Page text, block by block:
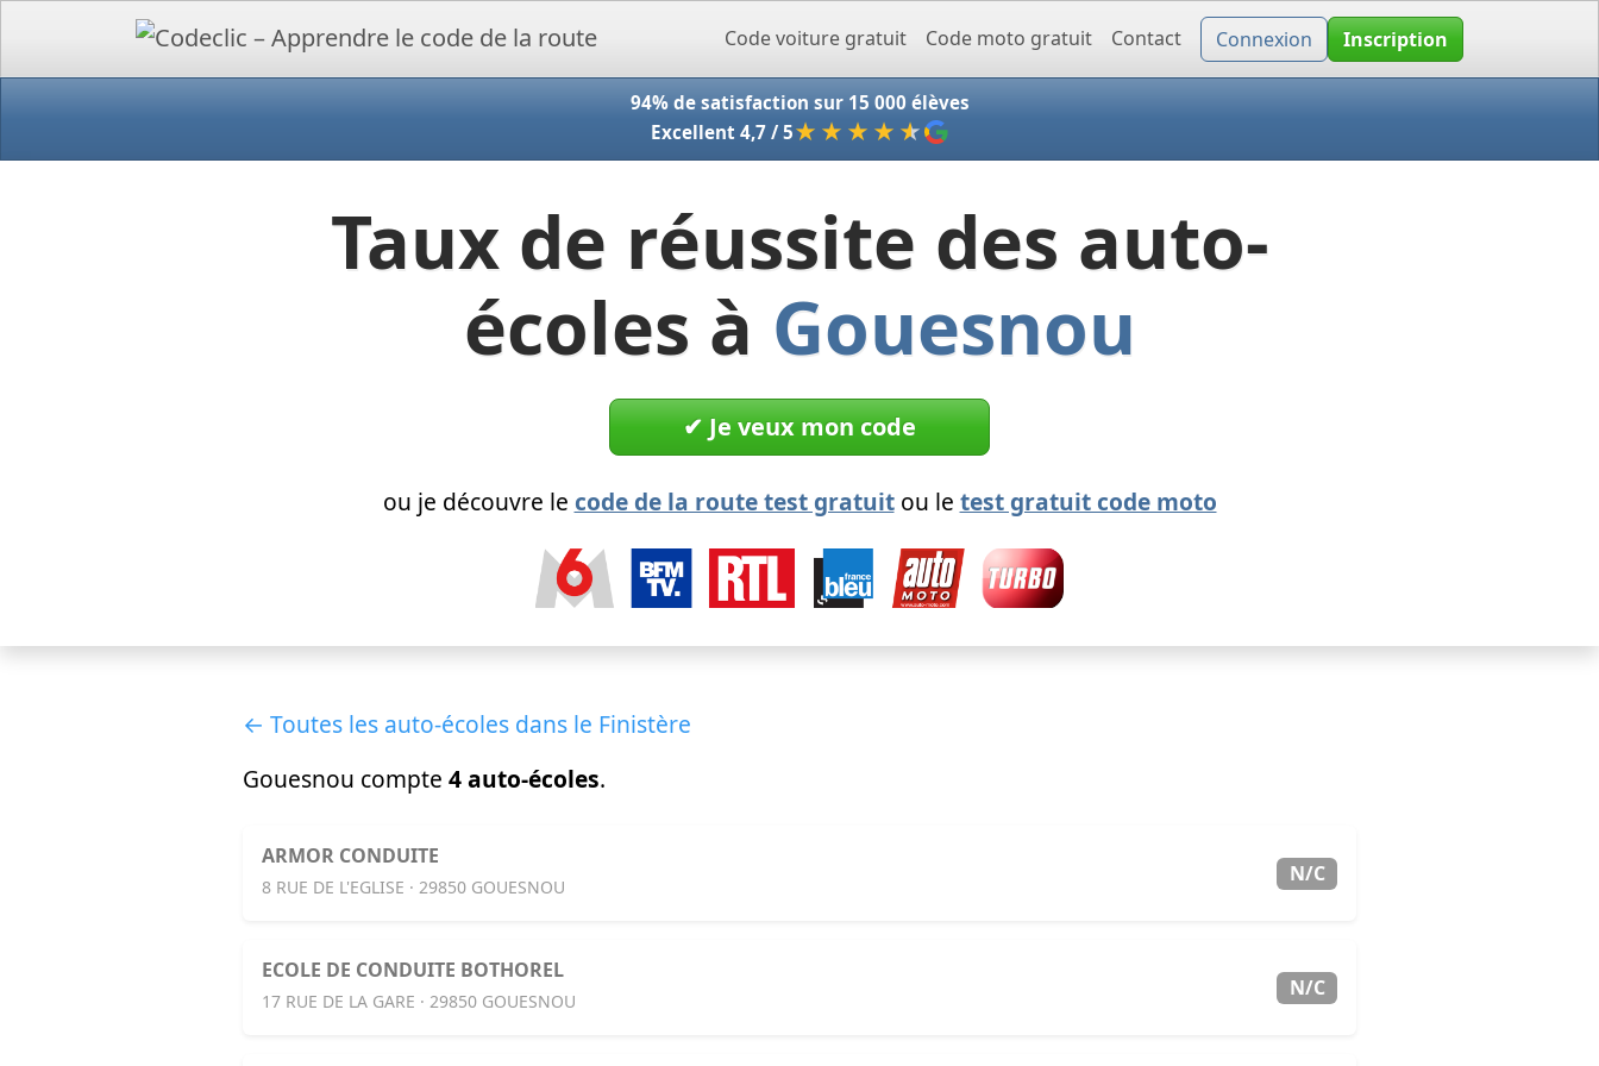
Accueil - CodeclicCode voiture gratuit Code moto gratuit Contact Connexion Inscription
94% de satisfaction sur 15 000 élèves
Excellent 4,7 / 5★★★★ ★
Taux de réussite des auto-
écoles à Gouesnou
✔︎ Je veux mon code
ou je découvre le code de la route test gratuitou le test gratuit code moto
← Toutes les auto-écoles dans le Finistère
Gouesnou compte 4 auto-écoles.
ARMOR CONDUITE
8 RUE DE L'EGLISE · 29850 GOUESNOU
N/C
ECOLE DE CONDUITE BOTHOREL
17 RUE DE LA GARE · 29850 GOUESNOU
N/C